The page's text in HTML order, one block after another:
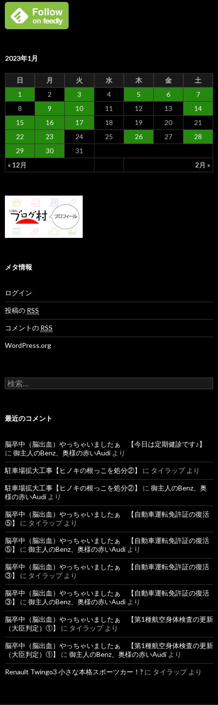
2023年1月
日 月 火 水 木 金 土
« 12月 2月 »
1 2 3 4 5 6
7
8
9 10 11 12 13
14
15
16 17 18 19 20
21
22
23 24 25 26 27
28
29
30 31
メタ情報
ログイン
投稿の RSS
コメントの RSS
WordPress.org
検
索
最近のコメント
脳卒中（脳出血）やっちゃいましたぁ 【今日は定期健診です♪】
に 御主人のBenz、奥様の赤いAudi より
駐車場拡大工事【ヒノキの根っこを処分②】 に タイラップより
駐車場拡大工事【ヒノキの根っこを処分②】 に 御主人のBenz、奥
様の赤いAudi より
脳卒中（脳出血）やっちゃいましたぁ 【自動車運転免許証の復活
⑤】
に タイラップより
脳卒中（脳出血）やっちゃいましたぁ 【自動車運転免許証の復活
⑤】
に 御主人のBenz、奥様の赤いAudi より
脳卒中（脳出血）やっちゃいましたぁ 【自動車運転免許証の復活
③】
に タイラップより
脳卒中（脳出血）やっちゃいましたぁ 【自動車運転免許証の復活
③】
に 御主人のBenz、奥様の赤いAudi より
脳卒中（脳出血）やっちゃいましたぁ 【第1種航空身体検査の更新
（大臣判定）①】
に タイラップより
脳卒中（脳出血）やっちゃいましたぁ 【第1種航空身体検査の更新
（大臣判定）①】
に 御主人のBenz、奥様の赤いAudi より
Renault Twingo3 小さな本格スポーツカー！? に タイラップより